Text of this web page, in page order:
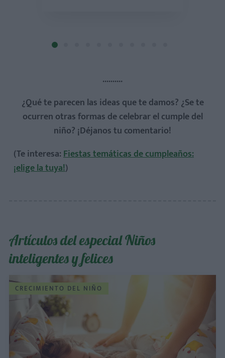
..........
¿Qué te parecen las ideas que te damos? ¿Se te
ocurren otras formas de celebrar el cumple del
niño? ¡Déjanos tu comentario!
(Te interesa:Fiestas temáticas de cumpleaños:
¡elige la tuya!)
Artículos del especial Niños
inteligentes y felices
CRECIMIENTO DEL NIÑO